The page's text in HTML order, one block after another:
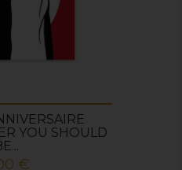
YOU SHOULD
€